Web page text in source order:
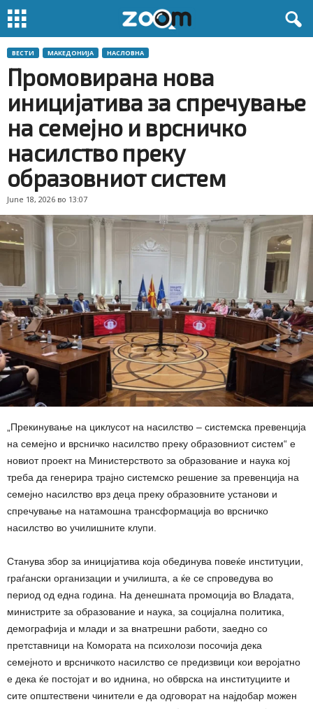
ВЕСТИ МАКЕДОНИЈА НАСЛОВНА
Промовирана нова
иницијатива за спречување
на семејно и врсничко
насилство преку
образовниот систем
June 18, 2026 во 13:07
„Прекинување на циклусот на насилство – системска превенција
на семејно и врсничко насилство преку образовниот систем“ е
новиот проект на Министерството за образование и наука кој
треба да генерира трајно системско решение за превенција на
семејно насилство врз деца преку образовните установи и
спречување на натамошна трансформација во врсничко
насилство во училишните клупи.
Станува збор за иницијатива која обединува повеќе институции,
граѓански организации и училишта, а ќе се спроведува во
период од една година. На денешната промоција во Владата,
министрите за образование и наука, за социјална политика,
демографија и млади и за внатрешни работи, заедно со
претставници на Комората на психолози посочија дека
семејното и врсничкото насилство се предизвици кои веројатно
е дека ќе постојат и во иднина, но обврска на институциите и
сите општествени чинители е да одговорат на најдобар можен